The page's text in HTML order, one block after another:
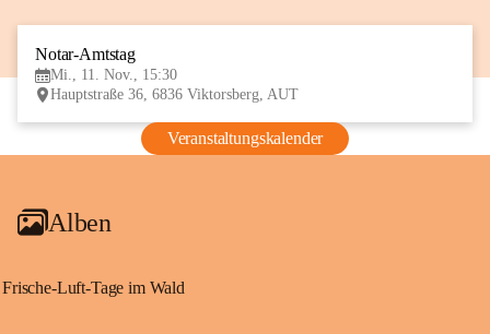
Notar-Amtstag
Mi., 11. Nov., 15:30
Hauptstraße 36, 6836 Viktorsberg, AUT
Veranstaltungskalender
Alben
Frische-Luft-Tage im Wald